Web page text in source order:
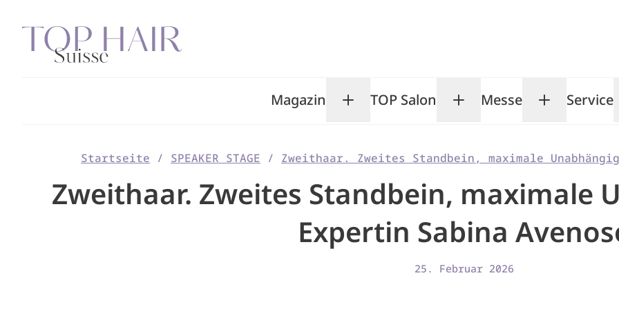
Inhalt
springen
Magazin Toggle Magazin submenu
TOP Salon Toggle TOP Salon
Messe ToggleService
Startseite / SPEAKER STAGE / Zweithaar. Zweites Standbein, maximale
Zweithaar. Zweites Standbein, maximale
Expertin Sabina
25. Februar 2026